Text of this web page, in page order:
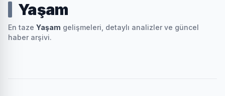
Yaşam
En taze Yaşam gelişmeleri, detaylı analizler ve güncel
haber arşivi.